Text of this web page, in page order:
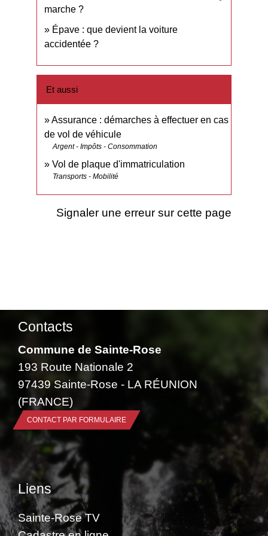
marche ?
Épave : que devient la voiture
accidentée ?
Et aussi
Assurance : démarches à effectuer en cas
de vol de véhicule
Argent - Impôts - Consommation
Vol de plaque d'immatriculation
Transports - Mobilité
Signaler une erreur sur cette page
Contacts
Commune de Sainte-Rose
193 Route Nationale 2
97439 Sainte-Rose - LA RÉUNION
(FRANCE)
CONTACT PAR FORMULAIRE
Liens
Sainte-Rose TV